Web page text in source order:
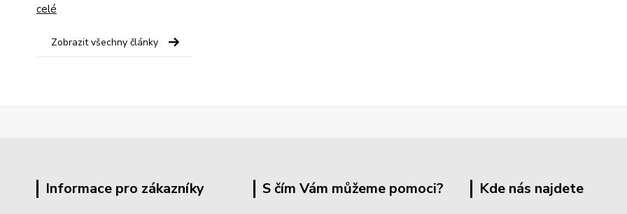
celé
Zobrazit všechny články
Informace pro zákazníky S čím Vám můžeme pomoci? Kde nás najdete